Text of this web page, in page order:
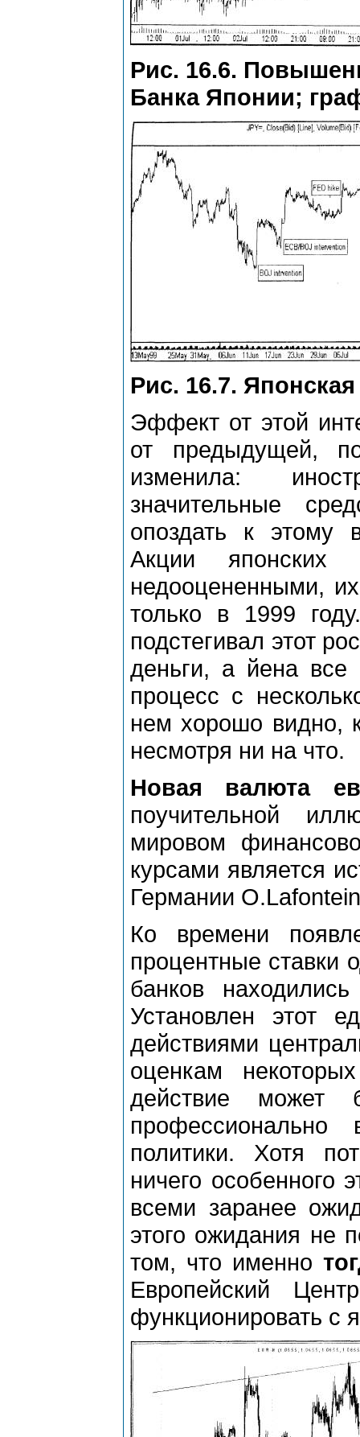
Рис. 16.6.
Банка Японии;
Рис. 16.7.
Эффект от этой
от предыдущей,
изменила:
значительные
опоздать к этому
Акции японских
недооцененными,
только в 1999
подстегивал этот
деньги, а йена все
процесс с
нем хорошо видно,
несмотря ни на что.
Новая валюта
поучительной
мировом
курсами является
Германии
Ко времени
процентные ставки
банков
Установлен этот
действиями
оценкам
действие может
политики. Хотя
ничего особенного
всеми заранее
этого ожидания не
том, что именно
Европейский
функционировать с